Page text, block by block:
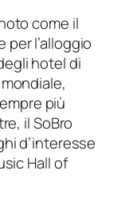
come il
per l’alloggio
hotel di
più
il SoBro
d’interesse
Hall of